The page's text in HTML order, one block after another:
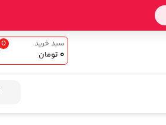
0
۰ تومان
سبد خرید